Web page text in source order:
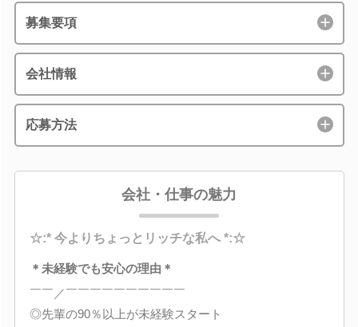
募集要項
会社情報
応募方法
会社・仕事の魅力
☆:* 今よりちょっとリッチな私へ *:☆
＊未経験でも安心の理由＊
￣￣／￣￣￣￣￣￣￣￣￣￣
◎先輩の90％以上が未経験スタート